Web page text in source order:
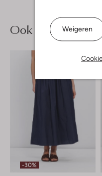
Weigeren
Ook iets voor jou?
-30%